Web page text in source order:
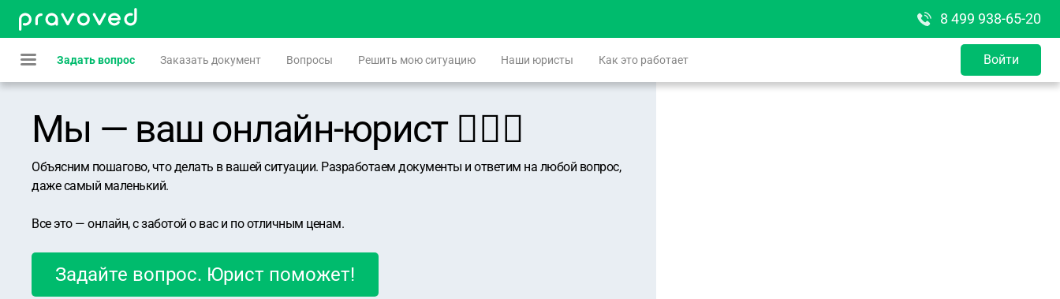
8 499 938-65-20
Задать вопрос Заказать документ Вопросы Решить мою ситуацию Наши юристы Как это работает Войти
Мы — ваш онлайн-юрист 👨🏻‍⚖️
Объясним пошагово, что делать в вашей ситуации. Разработаем документы и ответим на любой вопрос,
даже самый маленький.
Все это — онлайн, с заботой о вас и по отличным ценам.
Задайте вопрос. Юрист поможет!